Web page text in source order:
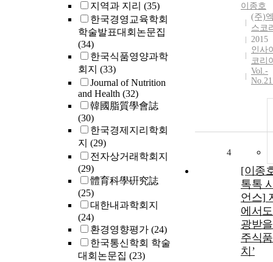
지역과 지리 (35)
한국경영교육학회
학술발표대회논문집
(34)
한국식품영양과학
회지 (33)
Journal of Nutrition
and Health (32)
韓國脂質學會誌
(30)
한국경제지리학회
지 (29)
전자상거래학회지
(29)
體育科學硏究誌
(25)
대한내과학회지
(24)
환경영향평가 (24)
한국통신학회 학술
대회논문집 (23)
이종호
(주)
스코
2015
인사
코리
Vol.-
4
[이종
톡톡
언스]
에서
광받
주식
치’